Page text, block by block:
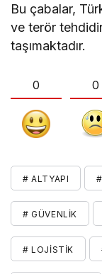
Bu çabalar,
ve terör
taşımaktadır.
0 0
# ALTYAPI
# GÜVENLIK
# LOJISTIK